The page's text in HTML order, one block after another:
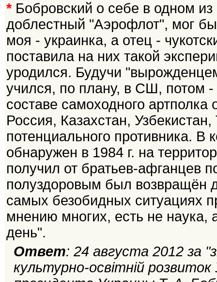
*Бобровский о себе в одном
доблестный "Аэрофлот", мог
моя - украинка, а отец -
поставила на них такой
уродился. Будучи
учился, по плану, в СШ, потом
составе самоходного
Россия, Казахстан,
потенциального противника. В
обнаружен в 1984 г. на
получил от братьев-афганцев
полуздоровым был возвращён
самых безобидных ситуациях
мнению многих, есть не наука,
день".
Ответ: 24 августа 2012 за
культурно-освітній розвиток